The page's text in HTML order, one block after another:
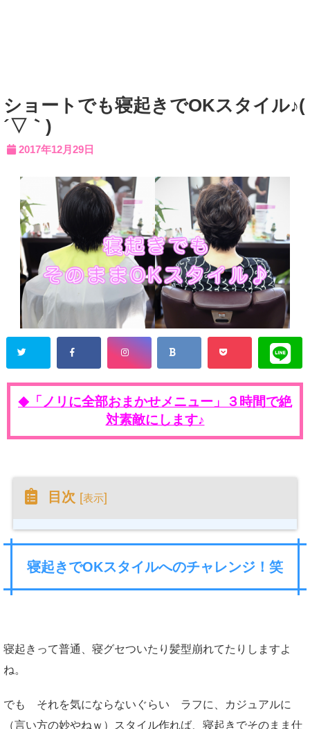
ショートでも寝起きでOKスタイル♪(
´▽｀)
2017年12月29日
◆
「ノリに全部おまかせメニュー」３時間で絶
対素敵にします♪
目次 [表示]
寝起きでOKスタイルへのチャレンジ！笑
寝起きって普通、寝グセついたり髪型崩れてたりしますよ
ね。
でも それを気にならないぐらい ラフに、カジュアルに
（言い方の妙やねｗ）スタイル作れば、寝起きでそのまま仕